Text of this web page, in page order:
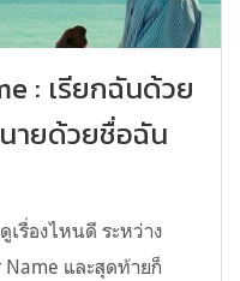
: เรียกฉันด้วย
ายด้วยชื่อฉัน
รื่องไหนดี ระหว่าง
Name และสุดท้ายก็